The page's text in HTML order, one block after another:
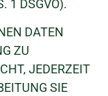
1 DSGVO).
DATEN
ZU
JEDERZEIT
SIE